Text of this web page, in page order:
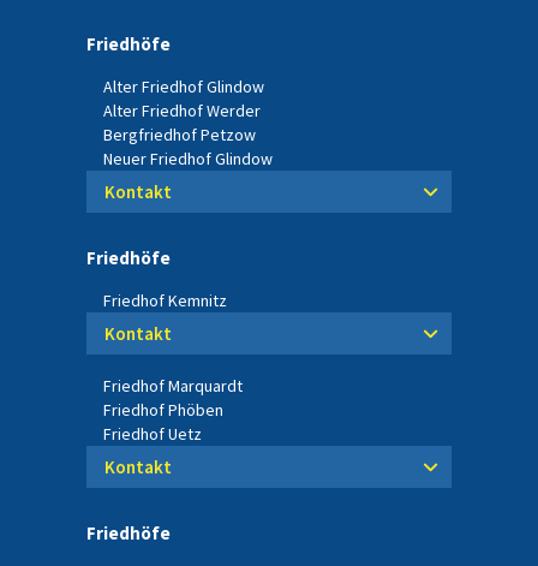
Friedhöfe
Alter Friedhof Glindow
Alter Friedhof Werder
Bergfriedhof Petzow
Neuer Friedhof Glindow
Kontakt
Friedhöfe
Friedhof Kemnitz
Kontakt
Friedhof Marquardt
Friedhof Phöben
Friedhof Uetz
Kontakt
Friedhöfe